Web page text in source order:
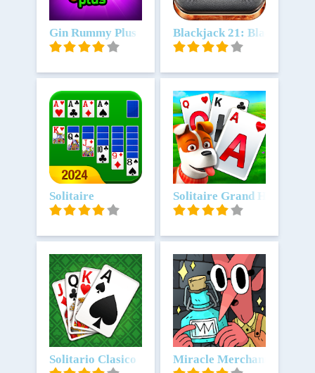
Scarica
Gin Rummy Plus Scarica
Blackjack 21: Blackjackist
Scarica
Solitaire Scarica
Solitaire Grand Harvest
Scarica
Solitario Clasico Scarica
Miracle Merchant